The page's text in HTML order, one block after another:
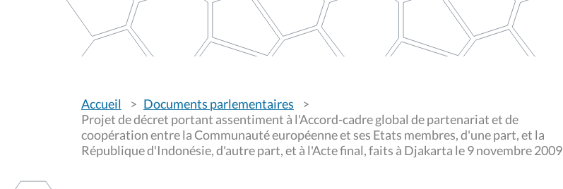
o
u
s
ê
t
Accueil
Documents parlementaires
Projet de décret portant assentiment à l'Accord-cadre global de partenariat et de
coopération entre la Communauté européenne et ses Etats membres, d'une part, et la
République d'Indonésie, d'autre part, et à l'Acte final, faits à Djakarta le 9 novembre 2009